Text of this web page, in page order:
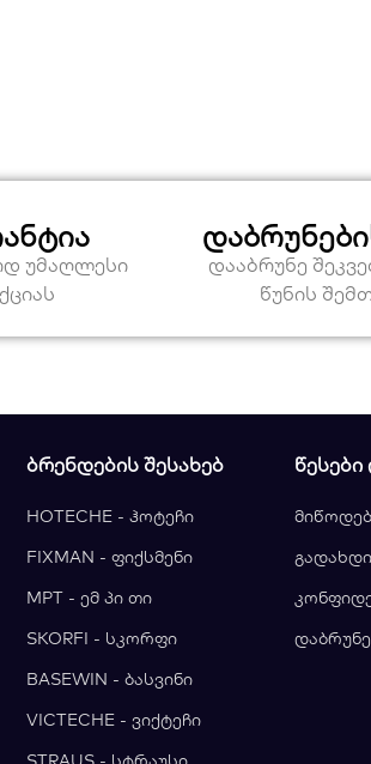
უმაღლესი
დააბრუნე
წუნის
ᲑᲠᲔᲜᲓᲔᲑᲘᲡ ᲨᲔᲡᲐᲮᲔᲑ
HOTECHE - ჰოტეჩი
FIXMAN - ფიქსმენი
MPT - ემ პი თი
SKORFI - სკორფი
BASEWIN - ბასვინი
VICTECHE - ვიქტეჩი